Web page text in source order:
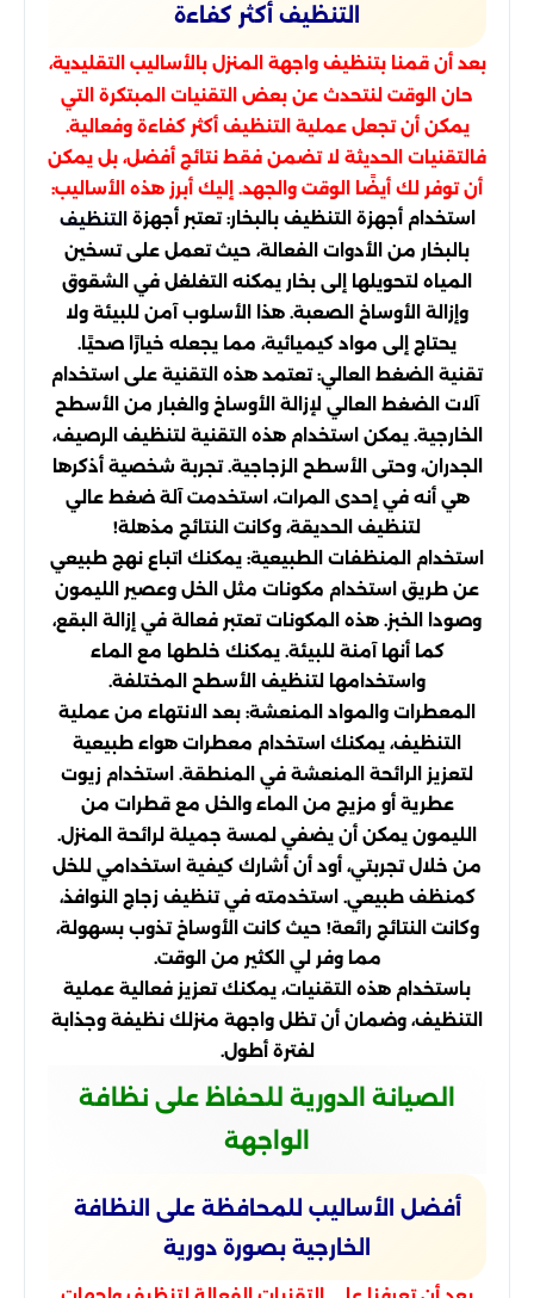
التنظيف أكثر كفاءة
بعد أن قمنا بتنظيف واجهة المنزل بالأساليب التقليدية،
حان الوقت لنتحدث عن بعض التقنيات المبتكرة التي
يمكن أن تجعل عملية التنظيف أكثر كفاءة وفعالية.
فالتقنيات الحديثة لا تضمن فقط نتائج أفضل، بل يمكن
أن توفر لك أيضًا الوقت والجهد. إليك أبرز هذه الأساليب:
استخدام أجهزة التنظيف بالبخار: تعتبر أجهزة
التنظيف
بالبخار من الأدوات الفعالة، حيث تعمل على تسخين
المياه لتحويلها إلى بخار يمكنه التغلغل في الشقوق
وإزالة الأوساخ الصعبة. هذا الأسلوب آمن للبيئة ولا
يحتاج إلى مواد كيميائية، مما يجعله خيارًا صحيًا.
تقنية الضغط العالي: تعتمد هذه التقنية على استخدام
آلات الضغط العالي لإزالة الأوساخ والغبار من الأسطح
الخارجية. يمكن استخدام هذه التقنية لتنظيف الرصيف،
الجدران، وحتى الأسطح الزجاجية. تجربة شخصية أذكرها
هي أنه في إحدى المرات، استخدمت آلة ضغط عالي
لتنظيف الحديقة، وكانت النتائج مذهلة!
استخدام المنظفات الطبيعية: يمكنك اتباع نهج طبيعي
عن طريق استخدام مكونات مثل الخل وعصير الليمون
وصودا الخبز. هذه المكونات تعتبر فعالة في إزالة البقع،
كما أنها آمنة للبيئة. يمكنك خلطها مع الماء
واستخدامها لتنظيف الأسطح المختلفة.
المعطرات والمواد المنعشة: بعد الانتهاء من عملية
التنظيف، يمكنك استخدام معطرات هواء طبيعية
لتعزيز الرائحة المنعشة في المنطقة. استخدام زيوت
عطرية أو مزيج من الماء والخل مع قطرات من
الليمون يمكن أن يضفي لمسة جميلة لرائحة المنزل.
من خلال تجربتي، أود أن أشارك كيفية استخدامي للخل
كمنظف طبيعي. استخدمته في تنظيف زجاج النوافذ،
وكانت النتائج رائعة! حيث كانت الأوساخ تذوب بسهولة،
مما وفر لي الكثير من الوقت.
باستخدام هذه التقنيات، يمكنك تعزيز فعالية عملية
التنظيف، وضمان أن تظل واجهة منزلك نظيفة وجذابة
لفترة أطول.
الصيانة الدورية للحفاظ على نظافة
الواجهة
أفضل الأساليب للمحافظة على النظافة
الخارجية بصورة دورية